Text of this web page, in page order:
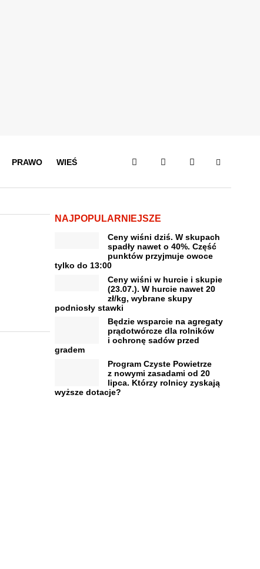
PRAWO WIEŚ
NAJPOPULARNIEJSZE
Ceny wiśni dziś. W skupach
spadły nawet o 40%. Część
punktów przyjmuje owoce
tylko do 13:00
Ceny wiśni w hurcie i skupie
(23.07.). W hurcie nawet 20
zł/kg, wybrane skupy
podniosły stawki
Będzie wsparcie na agregaty
prądotwórcze dla rolników
i ochronę sadów przed
gradem
Program Czyste Powietrze
z nowymi zasadami od 20
lipca. Którzy rolnicy zyskają
wyższe dotacje?